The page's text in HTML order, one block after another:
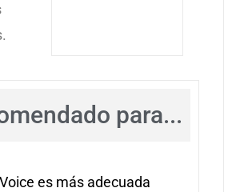
para...
es más adecuada